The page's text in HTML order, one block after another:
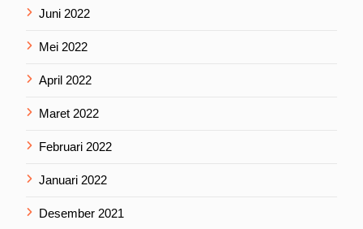
Juni 2022
Mei 2022
April 2022
Maret 2022
Februari 2022
Januari 2022
Desember 2021